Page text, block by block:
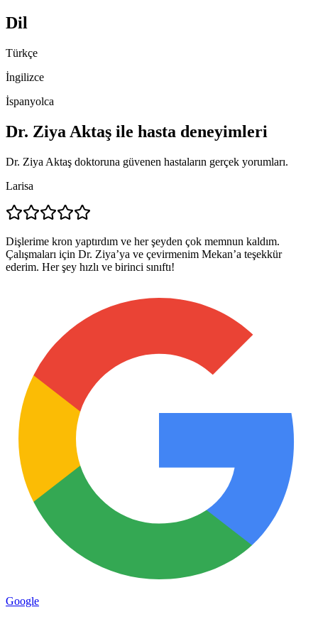
Dil
Türkçe
İngilizce
İspanyolca
Dr. Ziya Aktaş ile hasta deneyimleri
Dr. Ziya Aktaş doktoruna güvenen hastaların gerçek yorumları.
Larisa
Dişlerime kron yaptırdım ve her şeyden çok memnun kaldım.
Çalışmaları için Dr. Ziya’ya ve çevirmenim Mekan’a teşekkür
ederim. Her şey hızlı ve birinci sınıftı!
Google